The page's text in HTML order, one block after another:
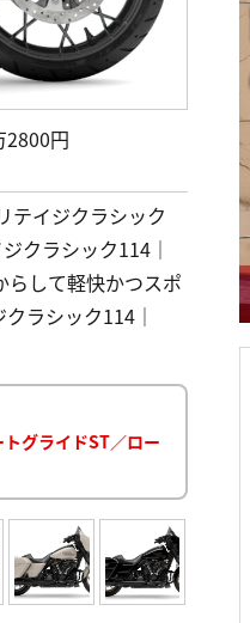
2800円
テイジクラシック
クラシック114｜
らして軽快かつスポ
ラシック114｜
グライドST／ロー